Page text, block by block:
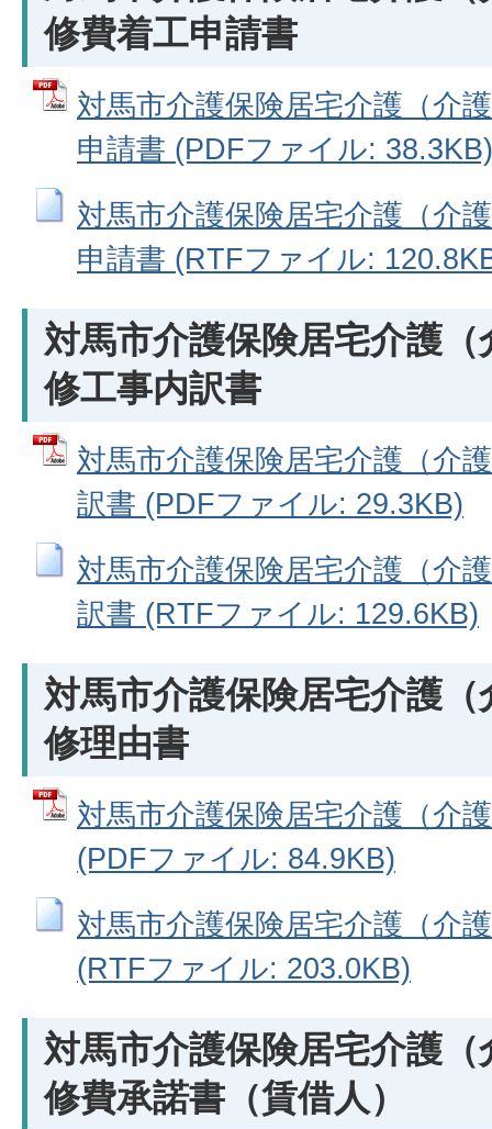
修費着工申請書
対馬市介護保険居宅介護（介
申請書 (PDFファイル: 38.3KB)
対馬市介護保険居宅介護（介
申請書 (RTFファイル:
対馬市介護保険居宅介護
修工事内訳書
対馬市介護保険居宅介護（介
訳書 (PDFファイル: 29.3KB)
対馬市介護保険居宅介護（介
訳書 (RTFファイル: 129.6KB)
対馬市介護保険居宅介護
修理由書
対馬市介護保険居宅介護（介
(PDFファイル: 84.9KB)
対馬市介護保険居宅介護（介
(RTFファイル: 203.0KB)
対馬市介護保険居宅介護
修費承諾書（賃借人）